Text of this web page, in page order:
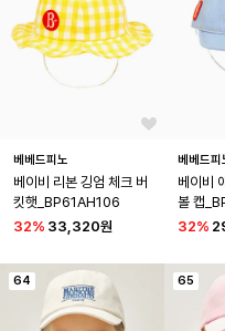
베베드피노
베이비 리본 깅엄 체크 버
킷햇_BP61AH106
32% 33,320원
베베드피
베이비
볼 캡
32%
64 65